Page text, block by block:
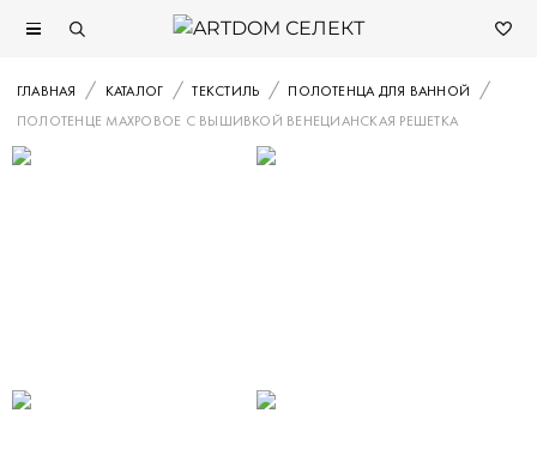
ГЛАВНАЯ КАТАЛОГ ТЕКСТИЛЬ
ПОЛОТЕНЦА ДЛЯ ВАННОЙ
ПОЛОТЕНЦЕ МАХРОВОЕ С ВЫШИВКОЙ ВЕНЕЦИАНСКАЯ РЕШЕТКА